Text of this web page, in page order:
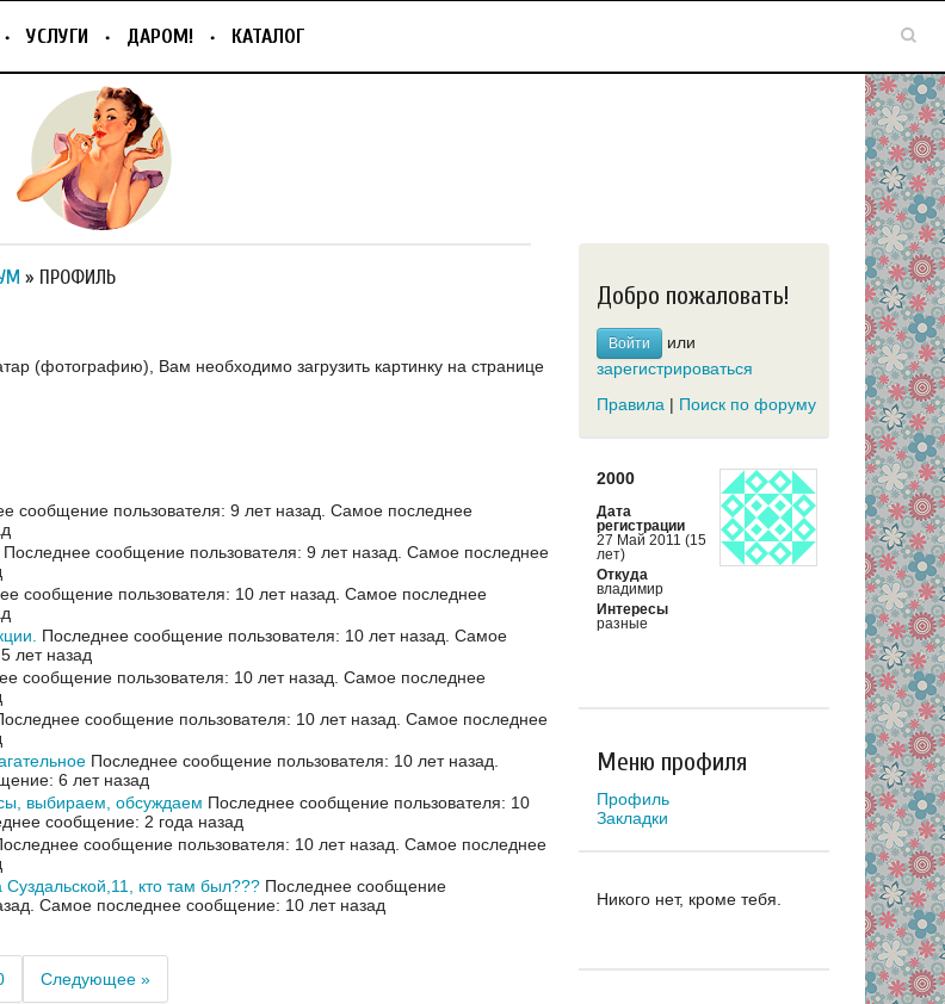
УСЛУГИ ДАРОМ! КАТАЛОГ
» ПРОФИЛЬ
(фотографию), Вам необходимо загрузить картинку на странице
сообщение пользователя: 9 лет назад. Самое последнее
Последнее сообщение пользователя: 9 лет назад. Самое последнее
сообщение пользователя: 10 лет назад. Самое последнее
Последнее сообщение пользователя: 10 лет назад. Самое
лет назад
сообщение пользователя: 10 лет назад. Самое последнее
сообщение пользователя: 10 лет назад. Самое последнее
Последнее сообщение пользователя: 10 лет назад.
6 лет назад
выбираем, обсуждаем Последнее сообщение пользователя: 10
сообщение: 2 года назад
сообщение пользователя: 10 лет назад. Самое последнее
кто там был??? Последнее сообщение
Самое последнее сообщение: 10 лет назад
Следующее »
Добро пожаловать!
Войти
или
зарегистрироваться
Правила | Поиск по форуму
2000
Дата
регистрации
27 Май 2011 (15
лет)
Откуда
владимир
Интересы
разные
Меню профиля
Профиль
Закладки
Никого нет, кроме тебя.